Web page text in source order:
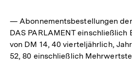
— Abonnementsbestellungen
DAS PARLAMENT einschließlich
von DM 14, 40 vierteljährlich,
52, 80 einschließlich